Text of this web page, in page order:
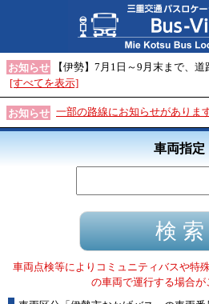
お知らせ
【伊勢】7月1日～9月末まで、
[すべてを表示]
お知らせ 一部の路線にお知らせがありま
車両指定
車両点検等によりコミュニティバスや特
の車両で運行する場合が